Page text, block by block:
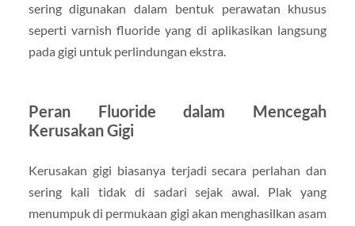
sering digunakan dalam bentuk perawatan khusus
seperti varnish fluoride yang di aplikasikan langsung
pada gigi untuk perlindungan ekstra.
Peran Fluoride dalam Mencegah
Kerusakan Gigi
Kerusakan gigi biasanya terjadi secara perlahan dan
sering kali tidak di sadari sejak awal. Plak yang
menumpuk di permukaan gigi akan menghasilkan asam